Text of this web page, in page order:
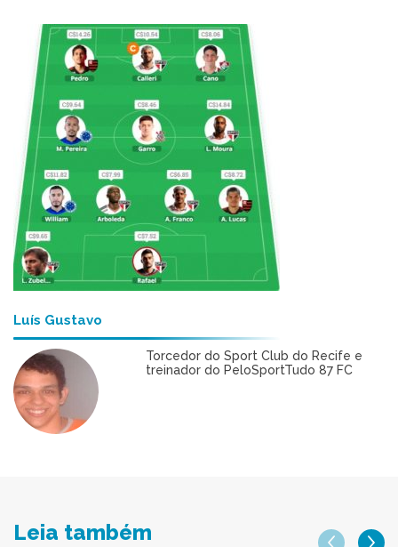
Luís Gustavo
Torcedor do Sport Club do Recife e
treinador do PeloSportTudo 87 FC
Leia também